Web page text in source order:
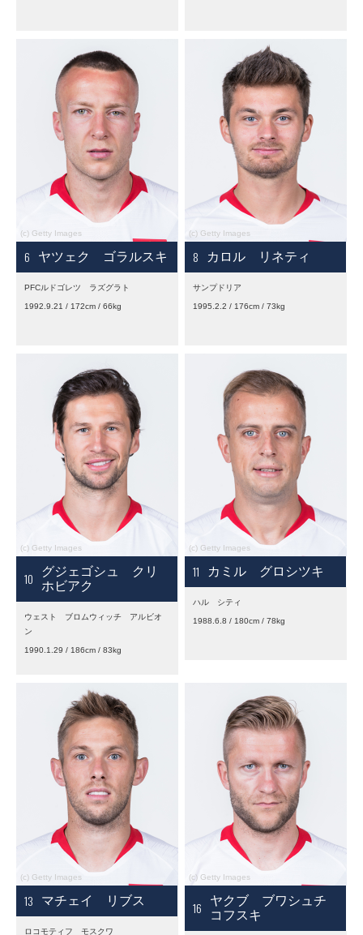
6 ヤツェク ゴラルスキ
PFCルドゴレツ ラズグラト
1992.9.21 / 172cm / 66kg
8 カロル リネティ
サンプドリア
1995.2.2 / 176cm / 73kg
10
グジェゴシュ クリ
ホビアク
ウェスト ブロムウィッチ アルビオ
ン
1990.1.29 / 186cm / 83kg
11 カミル グロシツキ
ハル シティ
1988.6.8 / 180cm / 78kg
13 マチェイ リブス
ロコモティフ モスクワ
16
ヤクブ ブワシュチ
コフスキ